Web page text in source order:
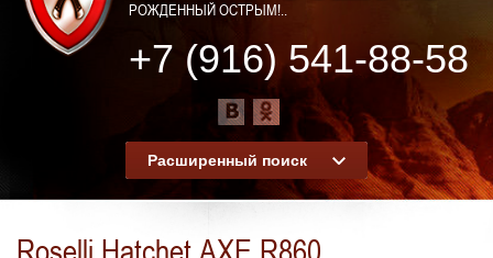
РОЖДЕННЫЙ ОСТРЫМ!..
+7 (916) 541-88-58
Расширенный поиск